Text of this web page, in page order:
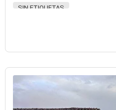
SIN ETIQUETAS